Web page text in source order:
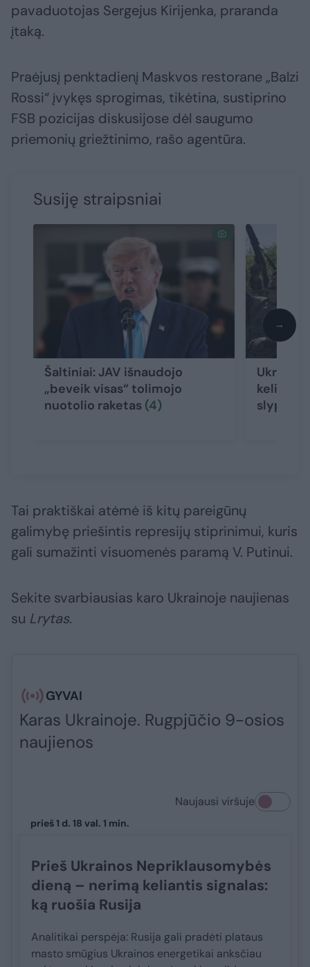
pavaduotojas Sergejus Kirijenka, praranda
įtaką.
Praėjusį penktadienį Maskvos restorane „Balzi
Rossi“ įvykęs sprogimas, tikėtina, sustiprino
FSB pozicijas diskusijose dėl saugumo
priemonių griežtinimo, rašo agentūra.
Susiję straipsniai
Šaltiniai: JAV išnaudojo
„beveik visas“ tolimojo
nuotolio raketas (4)
keliantis
slypi
→
Tai praktiškai atėmė iš kitų pareigūnų
galimybę priešintis represijų stiprinimui, kuris
gali sumažinti visuomenės paramą V. Putinui.
Sekite svarbiausias karo Ukrainoje naujienas
su Lrytas.​​​
GYVAI
Karas Ukrainoje. Rugpjūčio 9-osios
naujienos
Naujausi viršuje
prieš 1 d. 18 val. 1 min.
Prieš Ukrainos Nepriklausomybės
dieną – nerimą keliantis signalas:
ką ruošia Rusija
Analitikai perspėja: Rusija gali pradėti plataus
masto smūgius Ukrainos energetikai anksčiau